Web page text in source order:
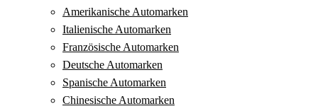
Amerikanische Automarken
Italienische Automarken
Französische Automarken
Deutsche Automarken
Spanische Automarken
Chinesische Automarken